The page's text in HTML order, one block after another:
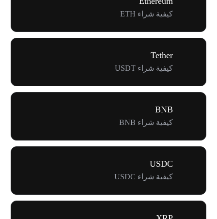
كيفية شراء ETH
Tether
كيفية شراء USDT
BNB
كيفية شراء BNB
USDC
كيفية شراء USDC